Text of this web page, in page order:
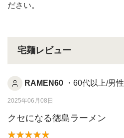
ださい。
宅麺レビュー
RAMEN60 ・60代以上/男性
2025年06月08日
クセになる徳島ラーメン